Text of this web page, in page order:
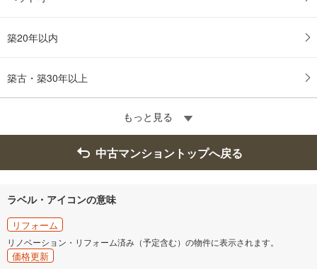
築20年以内
築古・築30年以上
もっと見る
中古マンショントップへ戻る
ラベル・アイコンの意味
リフォーム
リノベーション・リフォーム済み（予定含む）の物件に表示されます。
価格更新